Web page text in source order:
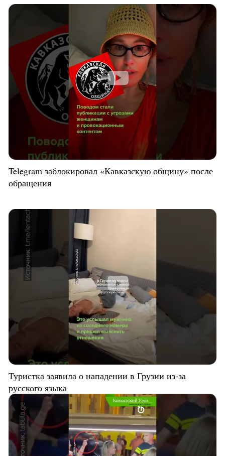
Telegram заблокировал «Кавказскую общину» после
обращения
Туристка заявила о нападении в Грузии из-за
русского языка